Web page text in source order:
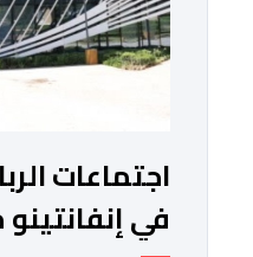
اجتماعات
في